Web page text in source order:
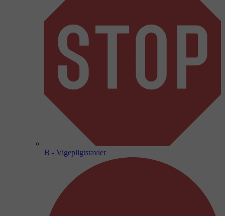
B - Vigepligtstavler